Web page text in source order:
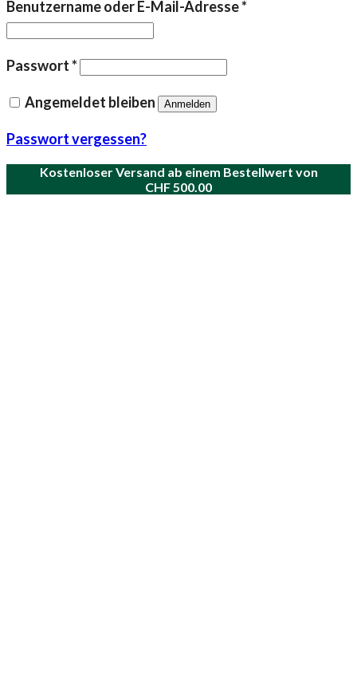
Benutzername oder E-Mail-Adresse*
Passwort*Erforderlich
Angemeldet bleiben Anmelden
Passwort vergessen?
Kostenloser Versand ab einem Bestellwert von
CHF500.00